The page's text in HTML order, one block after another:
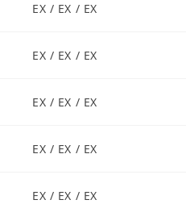
EX / EX / EX
EX / EX / EX
EX / EX / EX
EX / EX / EX
EX / EX / EX